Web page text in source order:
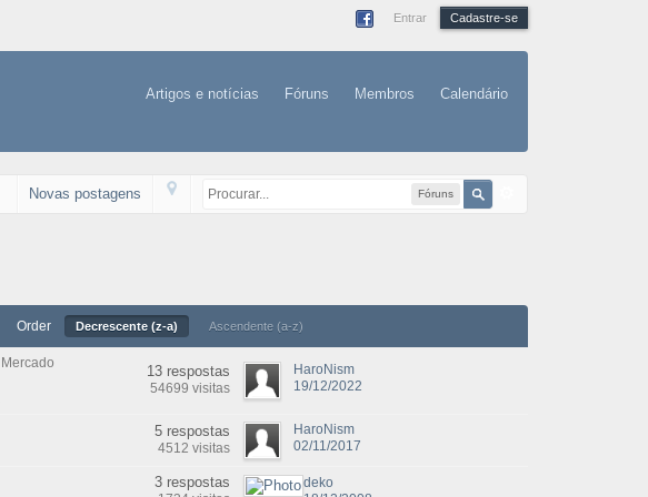
Entrar Cadastre-se
Artigos e notícias Fóruns Membros Calendário
Fóruns
Novas postagens
Order Decrescente (z-a) Ascendente (a-z)
Mercado
13 respostas
54699 visitas
HaroNism
19/12/2022
5 respostas
4512 visitas
HaroNism
02/11/2017
3 respostas
deko